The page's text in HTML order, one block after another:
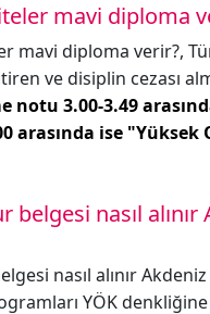
mavi diploma
mavi diploma verir?,
ve disiplin cezası
notu 3.00-3.49
arasında ise "Yüksek
belgesi nasıl alınır
nasıl alınır
YÖK